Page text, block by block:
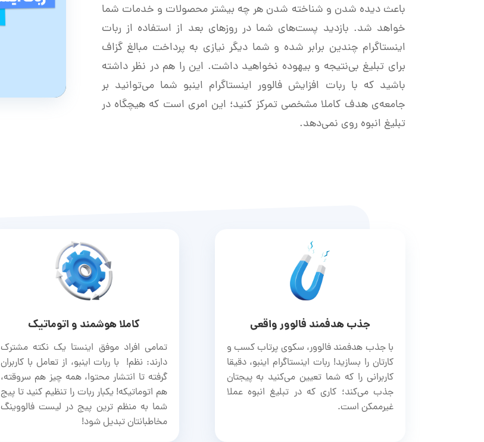
باعث دیده شدن و شناخته شدن هر چه بیشتر محصولات و خدمات شما
خواهد شد. بازدید پست‌های شما در روزهای بعد از استفاده از ربات
اینستاگرام چندین برابر شده و شما دیگر نیازی به پرداخت مبالغ گزاف
برای تبلیغ بی‌نتیجه و بیهوده نخواهید داشت. این را هم در نظر داشته
باشید که با ربات افزایش فالوور اینستاگرام اینبو شما می‌توانید بر
جامعه‌ی هدف کاملا مشخصی تمرکز کنید؛ این امری است که هیچگاه در
تبلیغ انبوه روی نمی‌دهد.
کاملا هوشمند و اتوماتیک
تمامی افراد موفق اینستا یک نکته‌ مشترک
دارند: نظم! با ربات اینبو، از تعامل با کاربران
گرفته تا انتشار محتوا، همه چیز هم سروقته،
هم اتوماتیکه! یکبار ربات را تنظیم کنید تا پیج
شما به منظم ترین پیج در لیست فالووینگ
مخاطبانتان تبدیل شود!
جذب هدفمند فالوور واقعی
با جذب هدفمند فالوور، سکوی پرتاب کسب و
کارتان را بسازید! ربات اینستاگرام اینبو، دقیقا
کاربرانی را که شما تعیین می‌کنید به پیجتان
جذب می‌کند؛ کاری که در تبلیغ انبوه عملا
غیرممکن است.